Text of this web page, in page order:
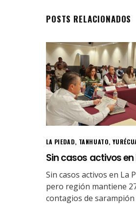
POSTS RELACIONADOS
LA PIEDAD, TANHUATO,
Sin casos activos en
Sin casos activos en La
pero región mantiene
contagios de sarampión